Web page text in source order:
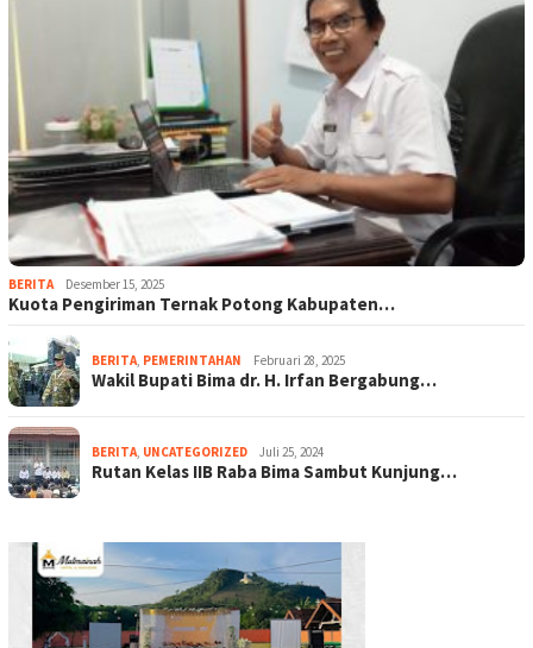
BERITA Desember 15, 2025
Kuota Pengiriman Ternak Potong Kabupaten…
BERITA PEMERINTAHAN Februari 28, 2025
Wakil Bupati Bima dr. H. Irfan Bergabung…
BERITA UNCATEGORIZED Juli 25, 2024
Rutan Kelas IIB Raba Bima Sambut Kunjung…